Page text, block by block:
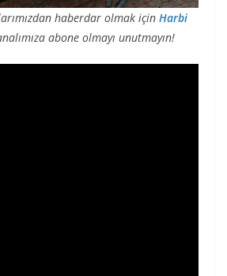
haberdar olmak için Harbi
abone olmayı unutmayın!